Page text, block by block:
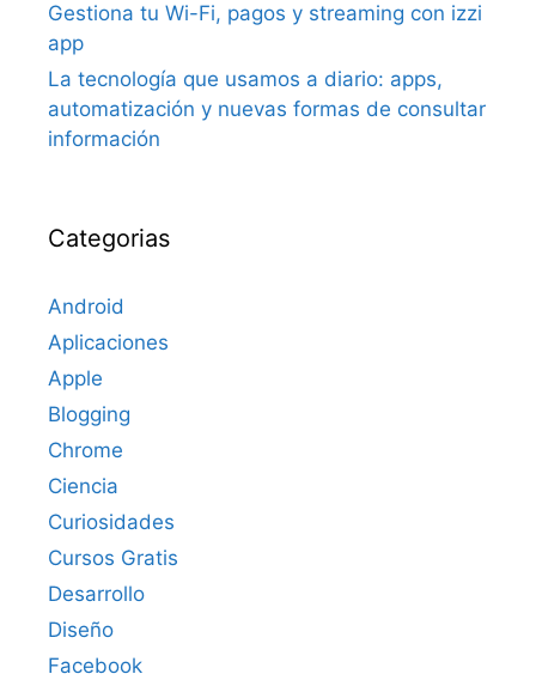
Gestiona tu Wi-Fi, pagos y streaming con izzi
app
La tecnología que usamos a diario: apps,
automatización y nuevas formas de consultar
información
Categorias
Android
Aplicaciones
Apple
Blogging
Chrome
Ciencia
Curiosidades
Cursos Gratis
Desarrollo
Diseño
Facebook